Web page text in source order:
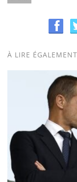
À LIRE ÉGALEMENT